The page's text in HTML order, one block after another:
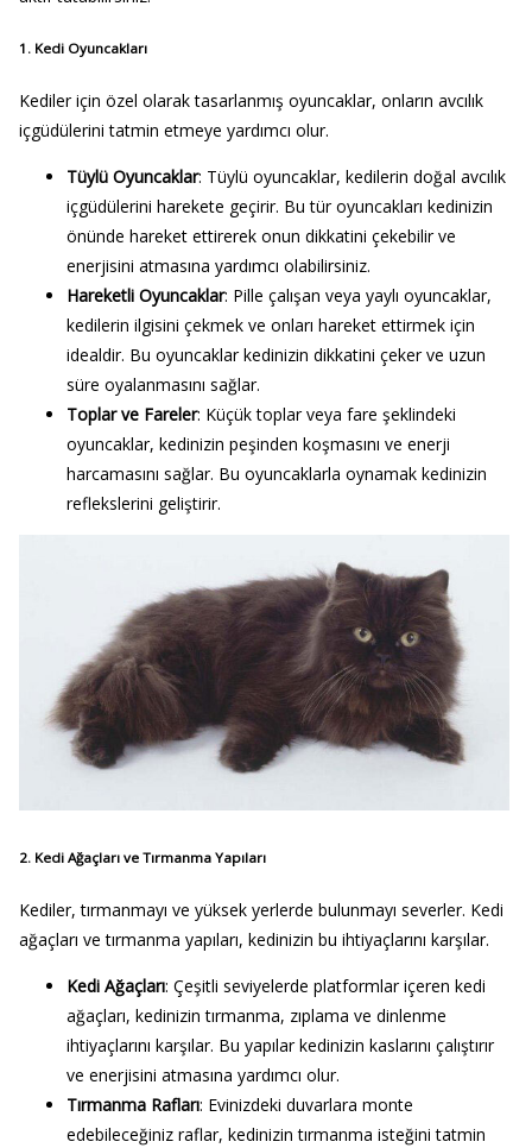
1. Kedi Oyuncakları
Kediler için özel olarak tasarlanmış oyuncaklar, onların avcılık
içgüdülerini tatmin etmeye yardımcı olur.
Tüylü Oyuncaklar: Tüylü oyuncaklar, kedilerin doğal avcılık
içgüdülerini harekete geçirir. Bu tür oyuncakları kedinizin
önünde hareket ettirerek onun dikkatini çekebilir ve
enerjisini atmasına yardımcı olabilirsiniz.
Hareketli Oyuncaklar: Pille çalışan veya yaylı oyuncaklar,
kedilerin ilgisini çekmek ve onları hareket ettirmek için
idealdir. Bu oyuncaklar kedinizin dikkatini çeker ve uzun
süre oyalanmasını sağlar.
Toplar ve Fareler: Küçük toplar veya fare şeklindeki
oyuncaklar, kedinizin peşinden koşmasını ve enerji
harcamasını sağlar. Bu oyuncaklarla oynamak kedinizin
reflekslerini geliştirir.
2. Kedi Ağaçları ve Tırmanma Yapıları
Kediler, tırmanmayı ve yüksek yerlerde bulunmayı severler. Kedi
ağaçları ve tırmanma yapıları, kedinizin bu ihtiyaçlarını karşılar.
Kedi Ağaçları: Çeşitli seviyelerde platformlar içeren kedi
ağaçları, kedinizin tırmanma, zıplama ve dinlenme
ihtiyaçlarını karşılar. Bu yapılar kedinizin kaslarını çalıştırır
ve enerjisini atmasına yardımcı olur.
Tırmanma Rafları: Evinizdeki duvarlara monte
edebileceğiniz raflar, kedinizin tırmanma isteğini tatmin